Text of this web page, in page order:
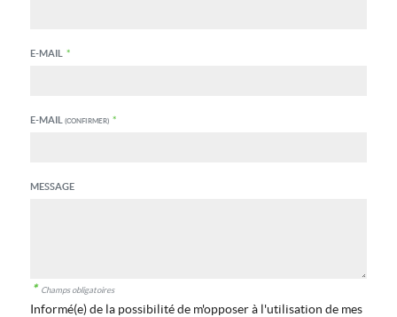
E-MAIL *
E-MAIL(CONFIRMER) *
MESSAGE
* Champs obligatoires
Informé(e) de la possibilité de m'opposer à l'utilisation de mes